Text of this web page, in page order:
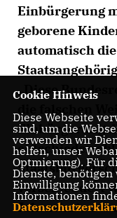
Einbürgerung
geborene
automatisch
Diese
die falschen
Einbürgerung
entschieden
verschleudert
Jahrzehnten
Cookie Hinweis
Diese Webseite
sind, um die
verwenden wir
helfen, unser
Optmierung). Für
Dienste,
Einwilligung
Informationen